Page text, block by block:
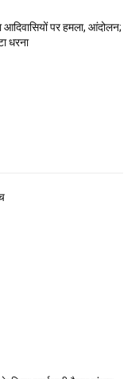
आदिवासियों पर हमला, आंदोलन;
धरना